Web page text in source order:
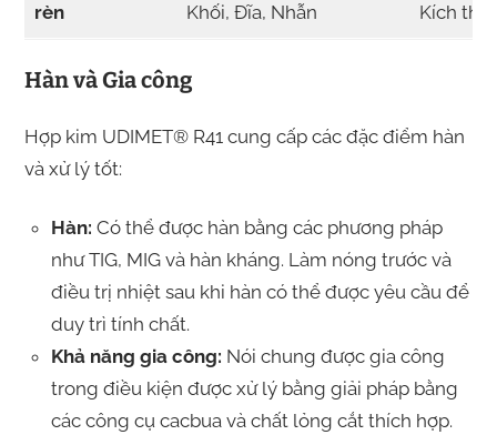
rèn Khối, Đĩa, Nhẫn Kích
Hàn và Gia công
Hợp kim UDIMET® R41 cung cấp các đặc điểm hàn
và xử lý tốt:
Hàn: Có thể được hàn bằng các phương pháp
như TIG, MIG và hàn kháng. Làm nóng trước và
điều trị nhiệt sau khi hàn có thể được yêu cầu để
duy trì tính chất.
Khả năng gia công: Nói chung được gia công
trong điều kiện được xử lý bằng giải pháp bằng
các công cụ cacbua và chất lỏng cắt thích hợp.